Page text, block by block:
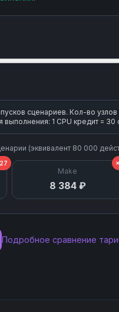
сценариев. Кол-во узлов
1 CPU кредит = 30
(эквивалент 80 000
Make
8 384 ₽
Подробное сравнение